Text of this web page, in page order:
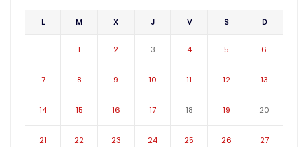
L M X J V S D
1 2 3 4 5 6
7 8 9 10 11 12 13
14 15 16 17 18 19 20
21 22 23 24 25 26 27